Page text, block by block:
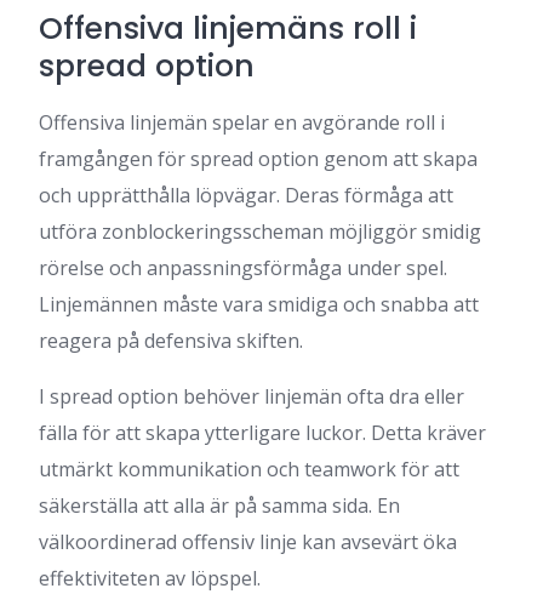
Offensiva linjemäns roll i
spread option
Offensiva linjemän spelar en avgörande roll i
framgången för spread option genom att skapa
och upprätthålla löpvägar. Deras förmåga att
utföra zonblockeringsscheman möjliggör smidig
rörelse och anpassningsförmåga under spel.
Linjemännen måste vara smidiga och snabba att
reagera på defensiva skiften.
I spread option behöver linjemän ofta dra eller
fälla för att skapa ytterligare luckor. Detta kräver
utmärkt kommunikation och teamwork för att
säkerställa att alla är på samma sida. En
välkoordinerad offensiv linje kan avsevärt öka
effektiviteten av löpspel.